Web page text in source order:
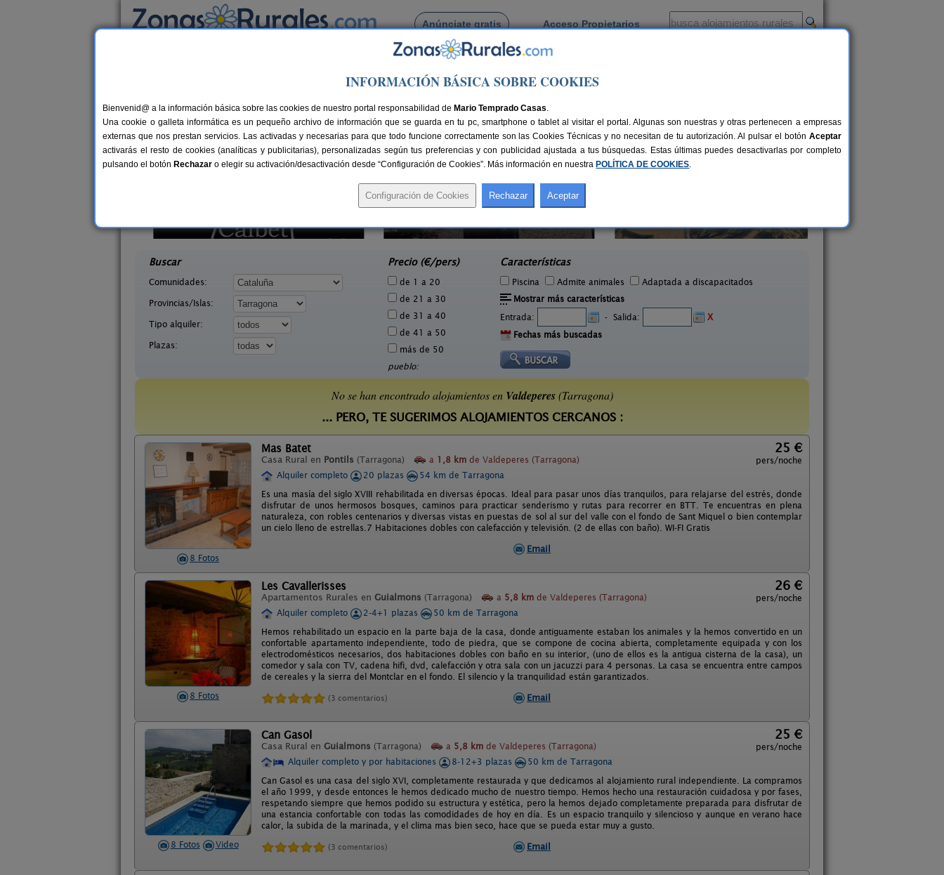
Anúnciate gratis Acceso Propietarios
Busca por pueblo
Casas Rurales cerca de Valdeperes
25 €
Masia Siggi
Banyeres del Penedès
Buscar
Comunidades:
Provincias/Islas:
Tipo alquiler:
Plazas:
Precio (€/pers)
de 1 a 20
de 21 a 30
de 31 a 40
de 41 a 50
más de 50
pueblo:
Características
Piscina Admite animales
Adaptada a discapacitados
Mostrar más características
Entrada:
- Salida:
X
Fechas más buscadas
No se han encontrado alojamientos en Valdeperes(Tarragona)
... PERO, TE SUGERIMOS ALOJAMIENTOS CERCANOS :
8 Fotos
Mas Batet
Casa Rural en Pontils (Tarragona) a 1,8 km de Valdeperes (Tarragona)
25 €
pers/noche
Alquiler completo
20 plazas
54 km de Tarragona
Es una masía del siglo XVIII rehabilitada en diversas épocas. Ideal para pasar unos días tranquilos, para relajarse del estrés, donde
disfrutar de unos hermosos bosques, caminos para practicar senderismo y rutas para recorrer en BTT. Te encuentras en plena
naturaleza, con robles centenarios y diversas vistas en puestas de sol al sur del valle con el fondo de Sant Miquel o bien contemplar
un cielo lleno de estrellas.7 Habitaciones dobles con calefacción y televisión. (2 de ellas con baño). WI-FI Gratis
Email
8 Fotos
Les Cavallerisses
Apartamentos Rurales en Guialmons (Tarragona) a 5,8 km de Valdeperes (Tarragona)
26 €
pers/noche
Alquiler completo
2-4+1 plazas
50 km de Tarragona
Hemos rehabilitado un espacio en la parte baja de la casa, donde antiguamente estaban los animales y la hemos convertido en un
confortable apartamento independiente, todo de piedra, que se compone de cocina abierta, completamente equipada y con los
electrodomésticos necesarios, dos habitaciones dobles con baño en su interior, (uno de ellos es la antigua cisterna de la casa), un
comedor y sala con TV, cadena hifi, dvd, calefacción y otra sala con un jacuzzi para 4 personas. La casa se encuentra entre campos
de cereales y la sierra del Montclar en el fondo. El silencio y la tranquilidad están garantizados.
(3 comentarios) Email
8 Fotos Video
Can Gasol
Casa Rural en Guialmons (Tarragona) a 5,8 km de Valdeperes (Tarragona)
25 €
pers/noche
Alquiler completo y por habitaciones
8-12+3 plazas
50 km de Tarragona
Can Gasol es una casa del siglo XVI, completamente restaurada y que dedicamos al alojamiento rural independiente. La compramos
el año 1999, y desde entonces le hemos dedicado mucho de nuestro tiempo. Hemos hecho una restauración cuidadosa y por fases,
respetando siempre que hemos podido su estructura y estética, pero la hemos dejado completamente preparada para disfrutar de
una estancia confortable con todas las comodidades de hoy en día. Es un espacio tranquilo y silencioso y aunque en verano hace
calor, la subida de la marinada, y el clima mas bien seco, hace que se pueda estar muy a gusto.
(3 comentarios) Email
INFORMACIÓN BÁSICA SOBRE COOKIES
Bienvenid@ a la información básica sobre las cookies de nuestro portal responsabilidad de Mario Temprado Casas.
Una cookie o galleta informática es un pequeño archivo de información que se guarda en tu pc, smartphone o tablet al visitar el portal. Algunas son nuestras y otras pertenecen a empresas
externas que nos prestan servicios. Las activadas y necesarias para que todo funcione correctamente son las Cookies Técnicas y no necesitan de tu autorización. Al pulsar el botón Aceptar
activarás el resto de cookies (analíticas y publicitarias), personalizadas según tus preferencias y con publicidad ajustada a tus búsquedas. Estas últimas puedes desactivarlas por completo
pulsando el botón Rechazar o elegir su activación/desactivación desde “Configuración de Cookies”. Más información en nuestra POLÍTICA DE COOKIES.